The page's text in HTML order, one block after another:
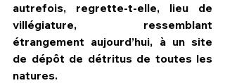
autrefois, regrette-t-elle, lieu de
villégiature, ressemblant
étrangement aujourd’hui, à un site
de dépôt de détritus de toutes les
natures.